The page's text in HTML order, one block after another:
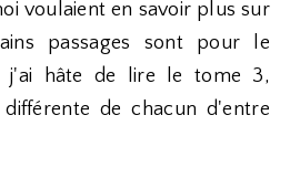
voulaient en savoir plus sur
passages sont pour le
j'ai hâte de lire le tome 3,
de chacun d'entre